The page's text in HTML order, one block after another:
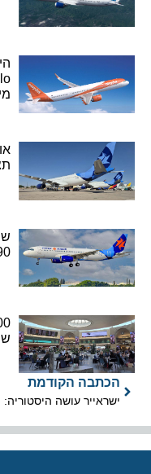
שיא
90 טיסות וכ-14,000 נוסעים ביום אחד
שיא
הכתבה הקודמת